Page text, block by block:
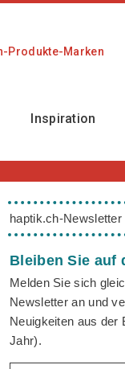
Produkte-Marken
Inspiration
haptik.ch-Newsletter
Bleiben Sie auf
Melden Sie sich
Newsletter an und
Neuigkeiten aus der
Jahr).